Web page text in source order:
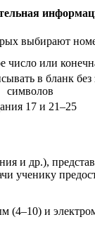
выбирают
или
в бланк
символов
17 и 21–25
и др.),
ученику
(4–10) и